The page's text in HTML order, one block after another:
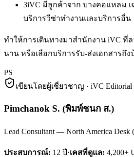
3iVC มีลูกค้าจาก บางคอแหลม เ
บริการวีซ่าทำงานและบริการอื่น
ทำให้การเดินทางมาสำนักงาน iVC ที่ล
นาน หรือเลือกบริการรับ-ส่งเอกสารถึ
PS
เขียนโดยผู้เชี่ยวชาญ · iVC Editorial
Pimchanok S. (พิมพ์ชนก ส.)
Lead Consultant — North America Desk
ประสบการณ์: 12 ปี·เคสที่ดูแล: 4,200+